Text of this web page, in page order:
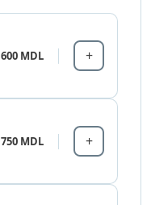
600 MDL
750 MDL